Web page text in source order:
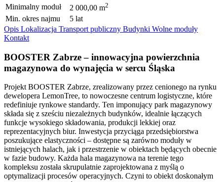
Minimalny moduł 2 000,00 m2
Min. okres najmu
5 lat
Opis Lokalizacja Transport publiczny Budynki Wolne moduły
Kontakt
BOOSTER Zabrze – innowacyjna powierzchnia
magazynowa do wynajęcia w sercu Śląska
Projekt BOOSTER Zabrze, zrealizowany przez cenionego na rynku
dewelopera LemonTree, to nowoczesne centrum logistyczne, które
redefiniuje rynkowe standardy. Ten imponujący park magazynowy
składa się z sześciu niezależnych budynków, idealnie łączących
funkcje wysokiego składowania, produkcji lekkiej oraz
reprezentacyjnych biur. Inwestycja przyciąga przedsiębiorstwa
poszukujące elastyczności – dostępne są zarówno moduły w
istniejących halach, jak i przestrzenie w obiektach będących obecnie
w fazie budowy. Każda hala magazynowa na terenie tego
kompleksu została skrupulatnie zaprojektowana z myślą o
optymalizacji procesów operacyjnych. Czyni to obiekt doskonałym